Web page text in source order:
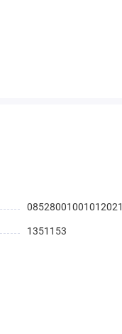
08528001001012021
1351153